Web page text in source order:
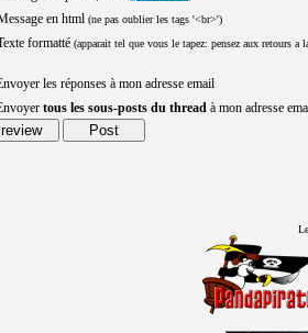
en html (ne pas oublier les tags '<br>')
formatté (apparait tel que vous le tapez: pensez aux retours a
les réponses à mon adresse email
tous les sous-posts du thread à mon adresse